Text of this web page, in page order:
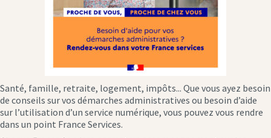
Santé, famille, retraite, logement, impôts... Que vous ayez besoin
de conseils sur vos démarches administratives ou besoin d’aide
sur l’utilisation d’un service numérique, vous pouvez vous rendre
dans un point France Services.